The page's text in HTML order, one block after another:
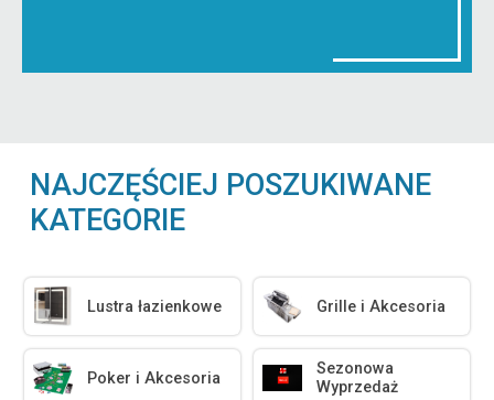
NAJCZĘŚCIEJ POSZUKIWANE
KATEGORIE
Lustra łazienkowe Grille i Akcesoria
Poker i Akcesoria
Sezonowa
Wyprzedaż